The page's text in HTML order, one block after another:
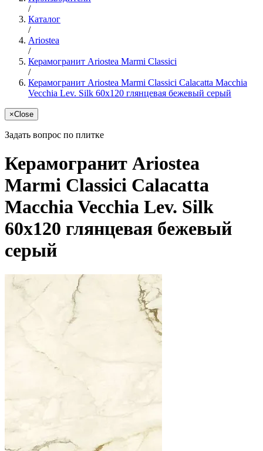
/
Каталог
/
Ariostea
/
Керамогранит Ariostea Marmi Classici
/
Керамогранит Ariostea Marmi Classici Calacatta Macchia
Vecchia Lev. Silk 60x120 глянцевая бежевый серый
×Close
Задать вопрос по плитке
Керамогранит Ariostea
Marmi Classici Calacatta
Macchia Vecchia Lev. Silk
60x120 глянцевая бежевый
серый